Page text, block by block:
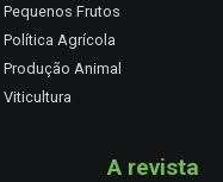
Pequenos Frutos
Política Agrícola
Produção Animal
Viticultura
A revista